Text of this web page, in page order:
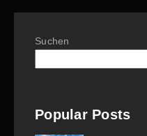
Suchen
Popular Posts